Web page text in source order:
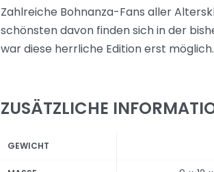
Zahlreiche Bohnanza-Fans aller
schönsten davon finden sich in der
war diese herrliche Edition erst
ZUSÄTZLICHE
GEWICHT